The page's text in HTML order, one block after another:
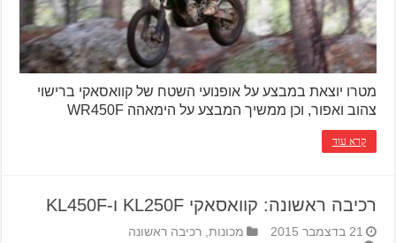
מטרו יוצאת במבצע על אופנועי השטח של קוואסאקי ברישוי
צהוב ואפור, וכן ממשיך המבצע על הימאהה WR450F
קרא עוד
רכיבה ראשונה: קוואסאקי KL250F ו-KL450F
21 בדצמבר 2015 מכונות ,רכיבה ראשונה